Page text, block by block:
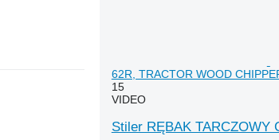
62R, TRACTOR WOOD
15
VIDEO
Stiler RĘBAK TARCZOWY